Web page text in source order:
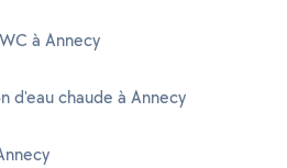
à Annecy
d'eau chaude à Annecy